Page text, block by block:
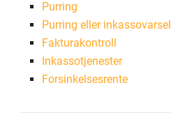
Purring
Purring eller inkassovarsel
Fakturakontroll
Inkassotjenester
Forsinkelsesrente